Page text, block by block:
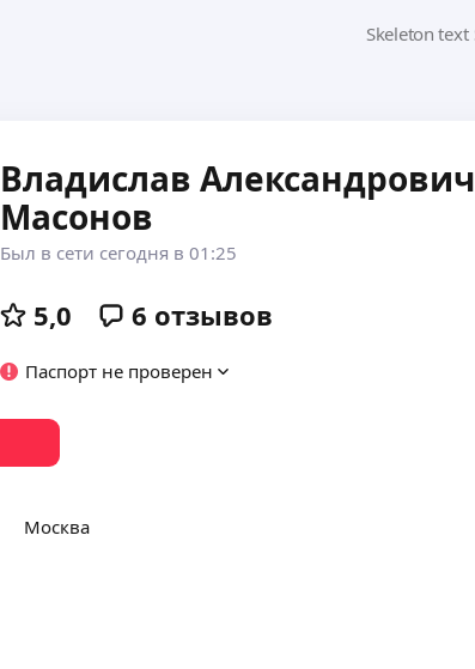
Владислав Александрович
Масонов
Был в сети сегодня в 01:25
5,0 6 отзывов
Паспорт не проверен
Москва